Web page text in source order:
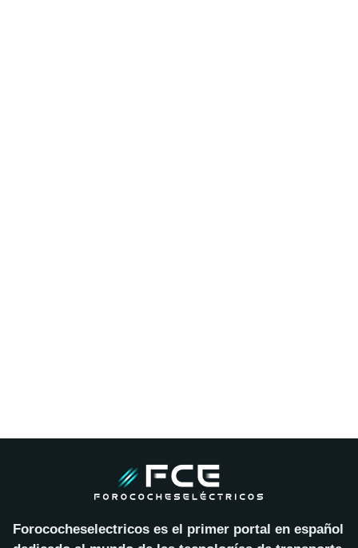
Forococheselectricos es el primer portal en español